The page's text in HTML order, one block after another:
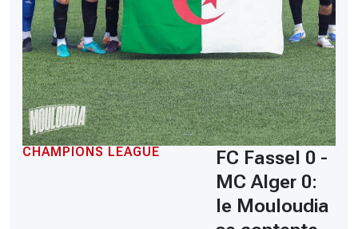
CHAMPIONS LEAGUE
FC Fassel 0 -
MC Alger 0:
le Mouloudia